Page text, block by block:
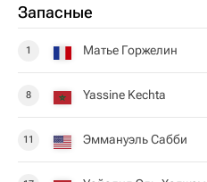
Запасные
1 Матье Горжелин
8 Yassine Kechta
11 Эммануэль Сабби